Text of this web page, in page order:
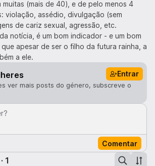
muitas (mais de 40), e de pelo menos 4
violação, assédio, divulgação (sem
de cariz sexual, agressão, etc.
notícia, é um bom indicador - e um bom
apesar de ser o filho da futura rainha, a
a ele.
Entrar
ver mais posts do género, subscreve o
Comentar
1